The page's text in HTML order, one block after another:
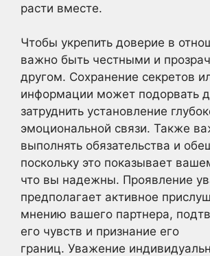
расти вместе.
Чтобы укрепить доверие в
важно быть честными и
другом. Сохранение секретов
информации может подорвать
затруднить установление
эмоциональной связи. Также
выполнять обязательства и
поскольку это показывает
что вы надежны. Проявление
предполагает активное
мнению вашего партнера,
его чувств и признание его
границ. Уважение